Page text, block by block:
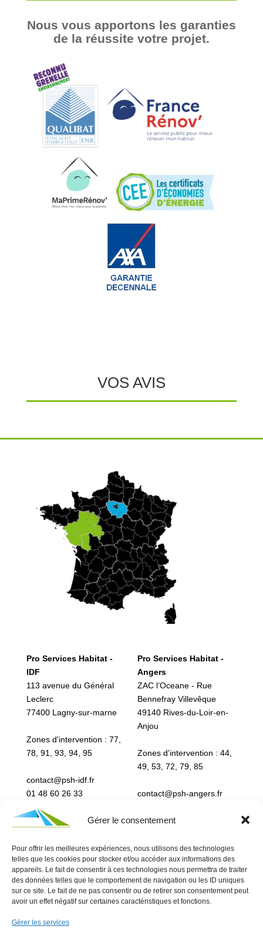
Gérer le consentement
Pour offrir les meilleures expériences, nous utilisons des technologies
telles que les cookies pour stocker et/ou accéder aux informations des
appareils. Le fait de consentir à ces technologies nous permettra de traiter
des données telles que le comportement de navigation ou les ID uniques
sur ce site. Le fait de ne pas consentir ou de retirer son consentement peut
avoir un effet négatif sur certaines caractéristiques et fonctions.
Gérer les services
Nous vous apportons les garanties
de la réussite votre projet.
VOS AVIS
Pro Services Habitat -
IDF
113 avenue du Général
Leclerc
77400 Lagny-sur-marne
Zones d'intervention : 77,
78, 91, 93, 94, 95
contact@psh-idf.fr
01 48 60 26 33
Notre Linktree
Pro Services Habitat -
Angers
ZAC l’Oceane - Rue
Bennefray Villevêque
49140 Rives-du-Loir-en-
Anjou
Zones d'intervention : 44,
49, 53, 72, 79, 85
contact@psh-angers.fr
Notre Linktree
Devis gratuit et sans engagement